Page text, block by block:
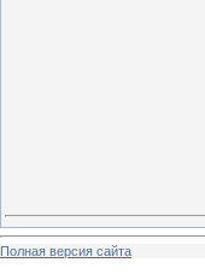
Полная версия сайта